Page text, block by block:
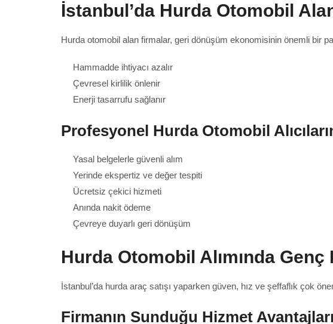
İstanbul’da Hurda Otomobil
Hurda otomobil alan firmalar, geri dönüşüm ekonomisinin önemli bir
Hammadde ihtiyacı azalır
Çevresel kirlilik önlenir
Enerji tasarrufu sağlanır
Profesyonel Hurda Otomobil
Yasal belgelerle güvenli alım
Yerinde ekspertiz ve değer tespiti
Ücretsiz çekici hizmeti
Anında nakit ödeme
Çevreye duyarlı geri dönüşüm
Hurda Otomobil Alımında
İstanbul’da hurda araç satışı yaparken güven, hız ve şeffaflık çok
Firmanın Sunduğu Hizmet Avantajları